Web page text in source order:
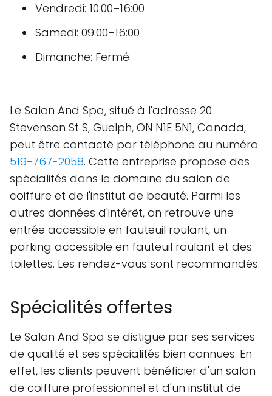
Vendredi: 10:00–16:00
Samedi: 09:00–16:00
Dimanche: Fermé
Le Salon And Spa, situé à l'adresse 20
Stevenson St S, Guelph, ON N1E 5N1, Canada,
peut être contacté par téléphone au numéro
519-767-2058. Cette entreprise propose des
spécialités dans le domaine du salon de
coiffure et de l'institut de beauté. Parmi les
autres données d'intérêt, on retrouve une
entrée accessible en fauteuil roulant, un
parking accessible en fauteuil roulant et des
toilettes. Les rendez-vous sont recommandés.
Spécialités offertes
Le Salon And Spa se distigue par ses services
de qualité et ses spécialités bien connues. En
effet, les clients peuvent bénéficier d'un salon
de coiffure professionnel et d'un institut de